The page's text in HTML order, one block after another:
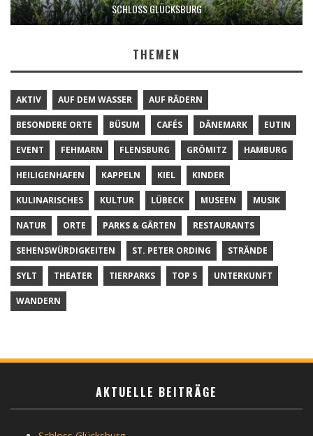
SCHLOSS GLÜCKSBURG
THEMEN
AKTIV AUF DEM WASSER AUF RÄDERN
BESONDERE ORTE BÜSUM CAFÉS DÄNEMARK EUTIN
EVENT FEHMARN FLENSBURG GRÖMITZ HAMBURG
HEILIGENHAFEN KAPPELN KIEL KINDER
KULINARISCHES KULTUR LÜBECK MUSEEN MUSIK
NATUR ORTE PARKS & GÄRTEN RESTAURANTS
SEHENSWÜRDIGKEITEN ST. PETER ORDING STRÄNDE
SYLT THEATER TIERPARKS TOP 5 UNTERKUNFT
WANDERN
AKTUELLE BEITRÄGE